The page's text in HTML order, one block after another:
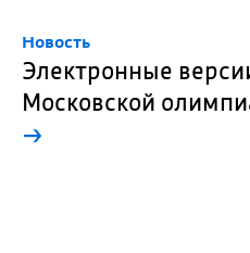
Новость
Электронные
Московской
→